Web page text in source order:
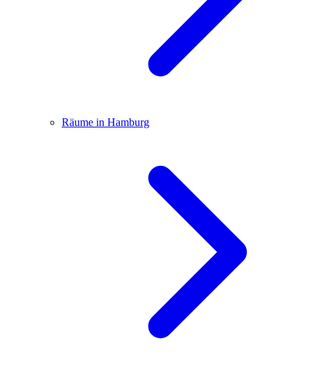
Räume in Hamburg